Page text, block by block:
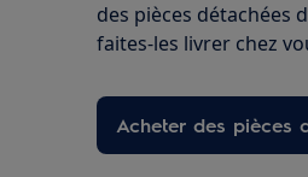
des pièces détachées
faites-les livrer chez
Acheter des pièces